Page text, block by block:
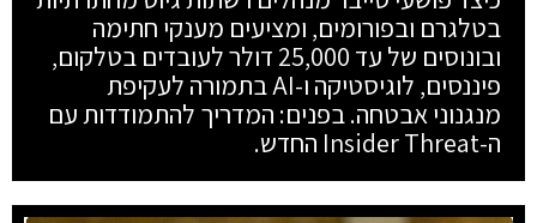
בטלגרם ובפורומים, ומציעים מענקי חתימה
ובונוסים של עד 25,000 דולר לעובדים בטלקום,
פיננסים, לוגיסטיקה ו-AI בתמורה לעקיפת
מנגנוני אבטחה. בפנים: המדריך להתמודדות עם
ה-Insider Threat החדש.